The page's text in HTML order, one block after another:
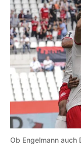
Ob Engelmann auch